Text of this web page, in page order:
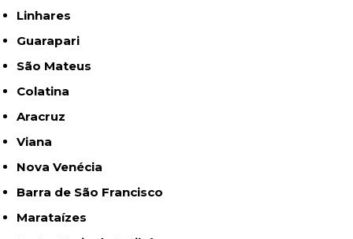
Linhares
Guarapari
São Mateus
Colatina
Aracruz
Viana
Nova Venécia
Barra de São Francisco
Marataízes